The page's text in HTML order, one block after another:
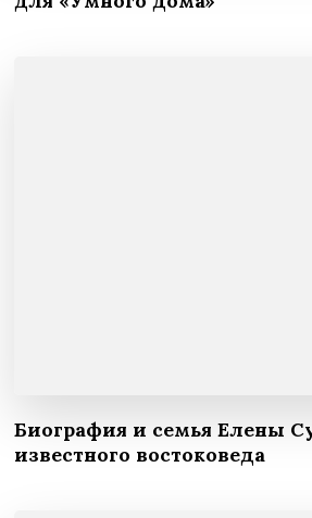
Биография и семья Елены
известного востоковеда